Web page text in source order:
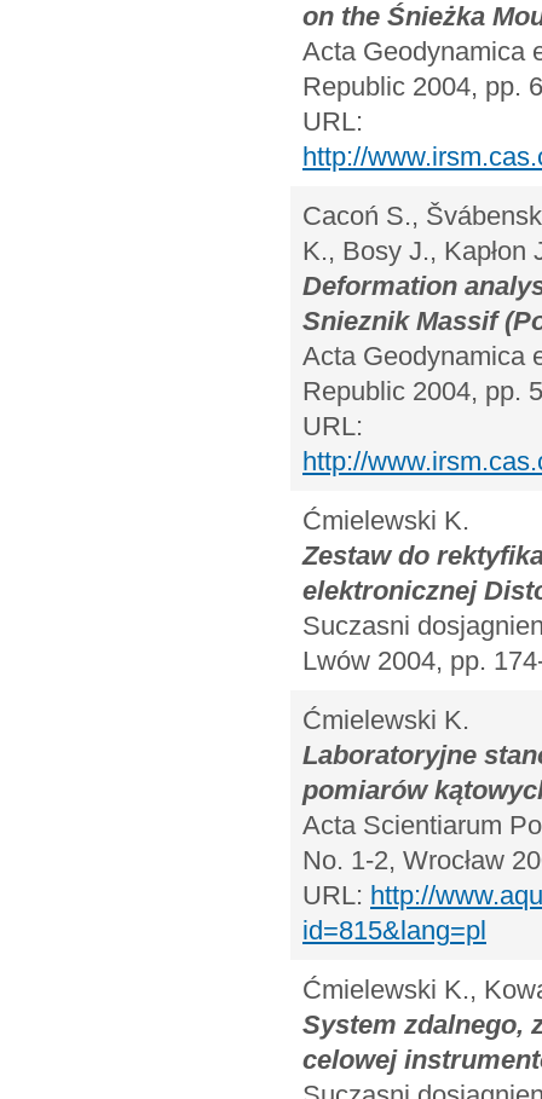
on the Śnieżka
Acta Geodynamica
Republic 2004, pp.
URL:
http://
Cacoń S.,
K., Bosy J., Kapłon
Deformation
Snieznik Massif
Acta Geodynamica
Republic 2004, pp.
URL:
http://
Ćmielewski K.
Zestaw do
elektronicznej
Suczasni
Lwów 2004, pp.
Ćmielewski K.
Laboratoryjne
pomiarów
Acta Scientiarum
No. 1-2, Wrocław
URL: http://
id=815&lang=pl
Ćmielewski K.,
System zdalnego,
celowej